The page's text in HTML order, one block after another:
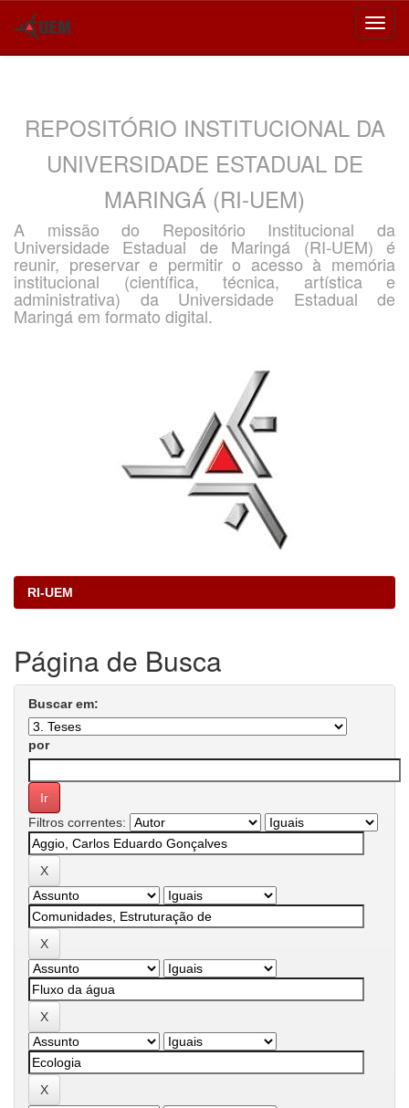
REPOSITÓRIO INSTITUCIONAL DA
UNIVERSIDADE ESTADUAL DE
MARINGÁ (RI-UEM)
A missão do Repositório Institucional da
Universidade Estadual de Maringá (RI-UEM) é
reunir, preservar e permitir o acesso à memória
institucional (científica, técnica, artística e
administrativa) da Universidade Estadual de
Maringá em formato digital.
RI-UEM
Página de Busca
Buscar em:
por
Filtros correntes: